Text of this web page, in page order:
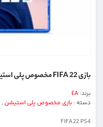
بازی FIFA 22 مخصوص پلی استیشن 4
برند: EA
دسته : بازی مخصوص پلی استیشن ,
FIFA22 PS4